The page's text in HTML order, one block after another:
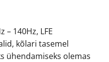
– 140Hz, LFE
kõlari tasemel
ühendamiseks olemas